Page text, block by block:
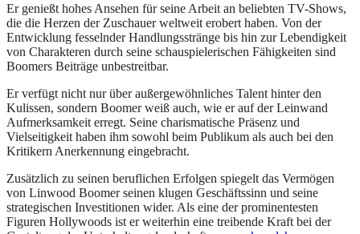
Er genießt hohes Ansehen für seine Arbeit an beliebten TV-Shows,
die die Herzen der Zuschauer weltweit erobert haben. Von der
Entwicklung fesselnder Handlungsstränge bis hin zur Lebendigkeit
von Charakteren durch seine schauspielerischen Fähigkeiten sind
Boomers Beiträge unbestreitbar.
Er verfügt nicht nur über außergewöhnliches Talent hinter den
Kulissen, sondern Boomer weiß auch, wie er auf der Leinwand
Aufmerksamkeit erregt. Seine charismatische Präsenz und
Vielseitigkeit haben ihm sowohl beim Publikum als auch bei den
Kritikern Anerkennung eingebracht.
Zusätzlich zu seinen beruflichen Erfolgen spiegelt das Vermögen
von Linwood Boomer seinen klugen Geschäftssinn und seine
strategischen Investitionen wider. Als eine der prominentesten
Figuren Hollywoods ist er weiterhin eine treibende Kraft bei der